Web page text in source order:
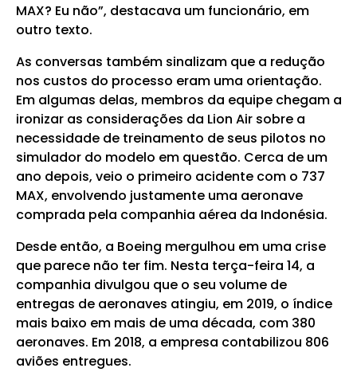
MAX? Eu não”, destacava um funcionário, em
outro texto.
As conversas também sinalizam que a redução
nos custos do processo eram uma orientação.
Em algumas delas, membros da equipe chegam a
ironizar as considerações da Lion Air sobre a
necessidade de treinamento de seus pilotos no
simulador do modelo em questão. Cerca de um
ano depois, veio o primeiro acidente com o 737
MAX, envolvendo justamente uma aeronave
comprada pela companhia aérea da Indonésia.
Desde então, a Boeing mergulhou em uma crise
que parece não ter fim. Nesta terça-feira 14, a
companhia divulgou que o seu volume de
entregas de aeronaves atingiu, em 2019, o índice
mais baixo em mais de uma década, com 380
aeronaves. Em 2018, a empresa contabilizou 806
aviões entregues.